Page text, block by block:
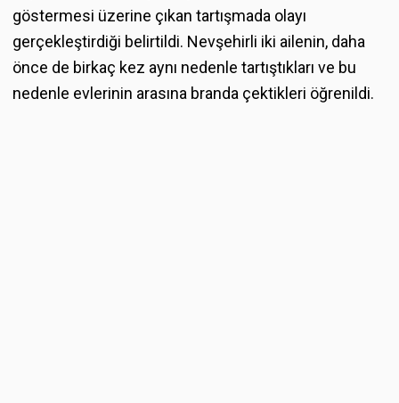
göstermesi üzerine çıkan tartışmada olayı
gerçekleştirdiği belirtildi. Nevşehirli iki ailenin, daha
önce de birkaç kez aynı nedenle tartıştıkları ve bu
nedenle evlerinin arasına branda çektikleri öğrenildi.